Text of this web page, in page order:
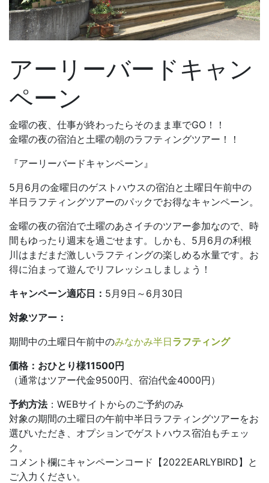
アーリーバードキャン
ペーン
金曜の夜、仕事が終わったらそのまま車でGO！！
金曜の夜の宿泊と土曜の朝のラフティングツアー！！
『アーリーバードキャンペーン』
5月6月の金曜日のゲストハウスの宿泊と土曜日午前中の
半日ラフティングツアーのパックでお得なキャンペーン。
金曜の夜の宿泊で土曜のあさイチのツアー参加なので、時
間もゆったり週末を過ごせます。しかも、5月6月の利根
川はまだまだ激しいラフティングの楽しめる水量です。お
得に泊まって遊んでリフレッシュしましょう！
キャンペーン適応日： 5月9日～6月30日
対象ツアー：
期間中の土曜日午前中のみなかみ半日ラフティング
価格：おひとり様11500円
（通常はツアー代金9500円、宿泊代金4000円）
予約方法：WEBサイトからのご予約のみ
対象の期間の土曜日の午前中半日ラフティングツアーをお
選びいただき、オプションでゲストハウス宿泊もチェッ
ク。
コメント欄にキャンペーンコード【2022EARLYBIRD】と
ご入力ください。